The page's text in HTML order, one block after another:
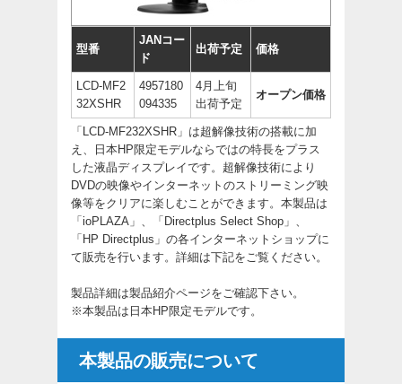
型番
JANコー
ド
出荷予定 価格
LCD-MF2
32XSHR
4957180
094335
4月上旬
出荷予定
オープン価格
「LCD-MF232XSHR」は超解像技術の搭載に加
え、日本HP限定モデルならではの特長をプラス
した液晶ディスプレイです。超解像技術により
DVDの映像やインターネットのストリーミング映
像等をクリアに楽しむことができます。本製品は
「ioPLAZA」、「Directplus Select Shop」、
「HP Directplus」の各インターネットショップに
て販売を行います。詳細は下記をご覧ください。
製品詳細は製品紹介ページをご確認下さい。
※本製品は日本HP限定モデルです。
本製品の販売について